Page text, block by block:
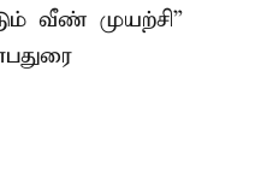
வீண் முயற்சி”